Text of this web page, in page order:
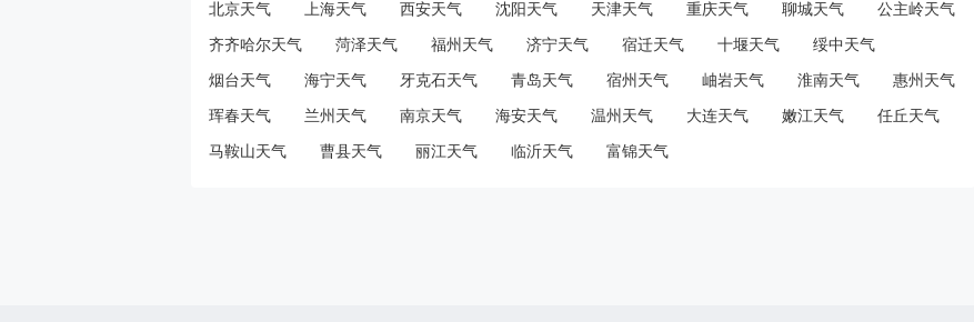
天天资讯 2026-08-06 10:57:01
世界杯主办城市找FIFA讨债：挣着150亿，赖账100
万？
北京天气 上海天气 西安天气 沈阳天气 天津天气 重庆天气 聊城天气 公主岭天气
齐齐哈尔天气 菏泽天气 福州天气 济宁天气 宿迁天气 十堰天气 绥中天气
烟台天气 海宁天气 牙克石天气 青岛天气 宿州天气 岫岩天气 淮南天气 惠州天气
珲春天气 兰州天气 南京天气 海安天气 温州天气 大连天气 嫩江天气 任丘天气
马鞍山天气 曹县天气 丽江天气 临沂天气 富锦天气